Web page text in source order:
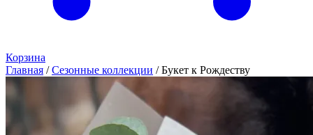
Корзина
Главная / Сезонные коллекции / Букет к Рождеству